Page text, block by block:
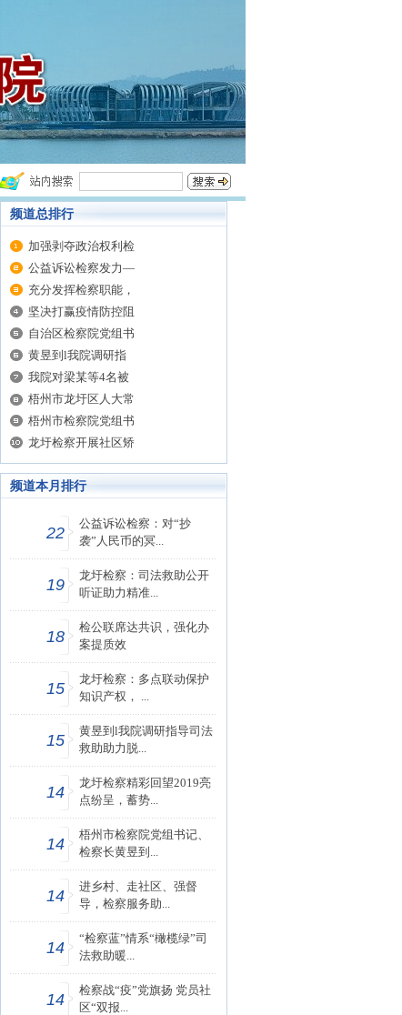
频道总排行
加强剥夺政治权利检
公益诉讼检察发力—
充分发挥检察职能，
坚决打赢疫情防控阻
自治区检察院党组书
黄昱到l我院调研指
我院对梁某等4名被
梧州市龙圩区人大常
梧州市检察院党组书
龙圩检察开展社区矫
频道本月排行
22
公益诉讼检察：对“抄
袭”人民币的冥...
19
龙圩检察：司法救助公开
听证助力精准...
18
检公联席达共识，强化办
案提质效
15
龙圩检察：多点联动保护
知识产权， ...
15
黄昱到l我院调研指导司法
救助助力脱...
14
龙圩检察精彩回望2019亮
点纷呈，蓄势...
14
梧州市检察院党组书记、
检察长黄昱到...
14
进乡村、走社区、强督
导，检察服务助...
14
“检察蓝”情系“橄榄绿”司
法救助暖...
14
检察战“疫”党旗扬 党员社
区“双报...